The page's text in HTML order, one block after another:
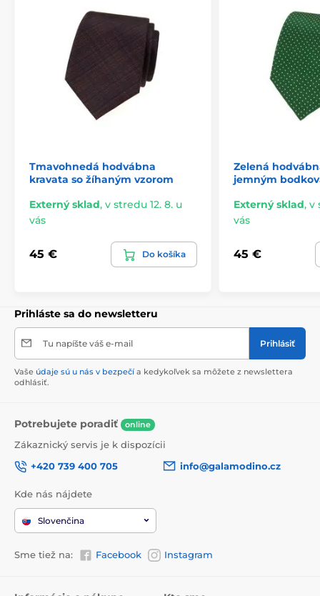
Tmavohnedá hodvábna
kravata so žíhaným vzorom
Externý sklad, v stredu 12. 8. u
vás
45 € Do košíka
Zelená
jemným
Externý sklad, v
vás
45 €
Prihláste sa do newsletteru
Tu napíšte váš e-mail Prihlásiť
Vaše údaje sú u nás v bezpečí a kedykoľvek sa môžete z newslettera
odhlásiť.
Potrebujete poradiť online
Zákaznický servis je k dispozícii
+420 739 400 705
info@galamodino.cz
Kde nás nájdete
Slovenčina
Sme tiež na: Facebook Instagram